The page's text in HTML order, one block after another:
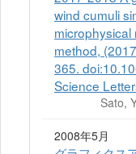
wind cumuli
microphysical
method,
365.
Science
Sato,
2008年5月